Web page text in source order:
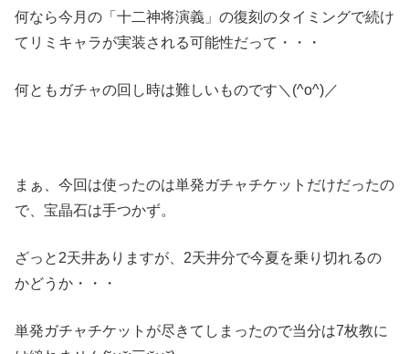
何なら今月の「十二神将演義」の復刻のタイミングで続け
てリミキャラが実装される可能性だって・・・
何ともガチャの回し時は難しいものです＼(^o^)／
まぁ、今回は使ったのは単発ガチャチケットだけだったの
で、宝晶石は手つかず。
ざっと2天井ありますが、2天井分で今夏を乗り切れるの
かどうか・・・
単発ガチャチケットが尽きてしまったので当分は7枚教に